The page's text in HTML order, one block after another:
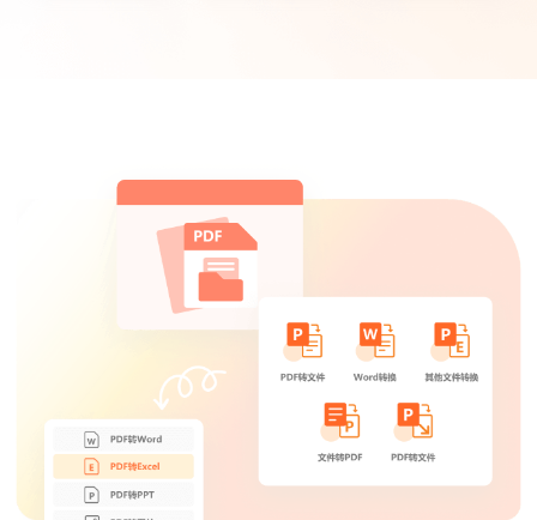
菜菜菜心
这款PDF转换器功能很多，可以满足工作上
的文档转换需求,很实用！